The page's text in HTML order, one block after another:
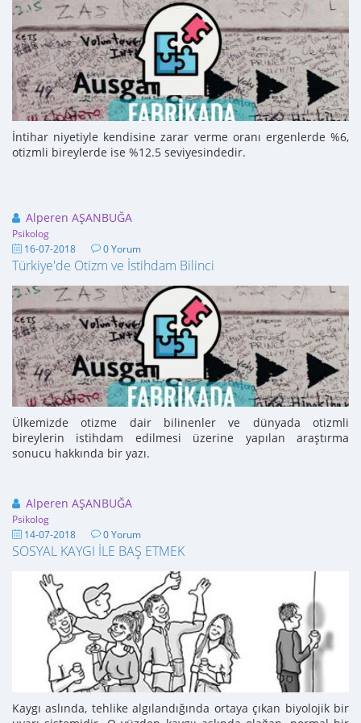
İntihar niyetiyle kendisine zarar verme oranı ergenlerde %6,
otizmli bireylerde ise %12.5 seviyesindedir.
Alperen AŞANBUĞA
Psikolog
16-07-2018 0 Yorum
Türkiye'de Otizm ve İstihdam Bilinci
Ülkemizde otizme dair bilinenler ve dünyada otizmli
bireylerin istihdam edilmesi üzerine yapılan araştırma
sonucu hakkında bir yazı.
Alperen AŞANBUĞA
Psikolog
14-07-2018 0 Yorum
SOSYAL KAYGI İLE BAŞ ETMEK
Kaygı aslında, tehlike algılandığında ortaya çıkan biyolojik bir